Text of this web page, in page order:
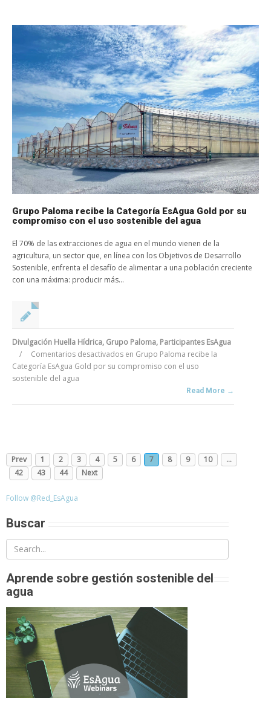
Grupo Paloma recibe la Categoría EsAgua Gold por su
compromiso con el uso sostenible del agua
El 70% de las extracciones de agua en el mundo vienen de la
agricultura, un sector que, en línea con los Objetivos de Desarrollo
Sostenible, enfrenta el desafío de alimentar a una población creciente
con una máxima: producir más...
Divulgación Huella Hídrica, Grupo Paloma, Participantes EsAgua
/
Comentarios desactivados en Grupo Paloma recibe la
Categoría EsAgua Gold por su compromiso con el uso
sostenible del agua
Read More →
Prev 1 2 3 4 5 6 7 8 9 10
…
42
43 44 Next
Follow @Red_EsAgua
Buscar
Aprende sobre gestión sostenible del
agua